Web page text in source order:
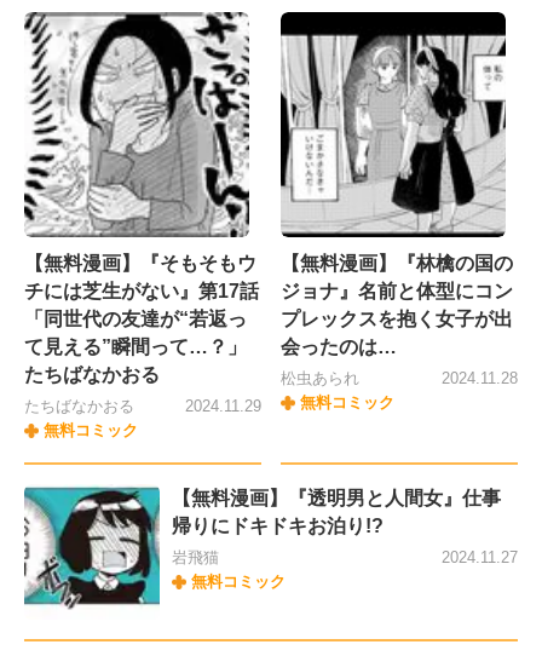
【無料漫画】『そもそもウ
チには芝生がない』第17話
「同世代の友達が“若返っ
て見える”瞬間って…？」
たちばなかおる
たちばなかおる
無料コミック
2024.11.29
【無料漫画】『林檎の国の
ジョナ』名前と体型にコン
プレックスを抱く女子が出
会ったのは…
松虫あられ
無料コミック
2024.11.28
【無料漫画】『透明男と人間女』仕事
帰りにドキドキお泊り!?
岩飛猫
無料コミック
2024.11.27